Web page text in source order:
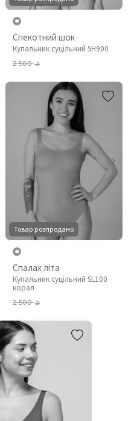
Спекотний шок
Купальник суцільний SH900
2 500₴
Товар розпродано
Спалах літа
Купальник суцільний SL100
корал
2 500₴